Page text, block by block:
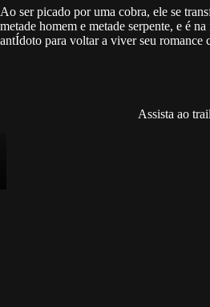
Ao ser picado por uma cobra, ele se
metade homem e metade serpente, e é
antÍdoto para voltar a viver seu romance
Assista ao